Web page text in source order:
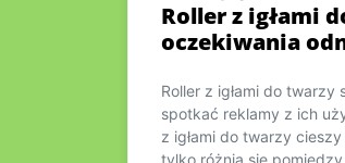
Roller z igłami
oczekiwania
Roller z igłami do
spotkać reklamy z ich
z igłami do twarzy